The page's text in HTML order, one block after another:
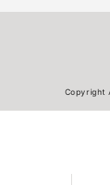
Copyright